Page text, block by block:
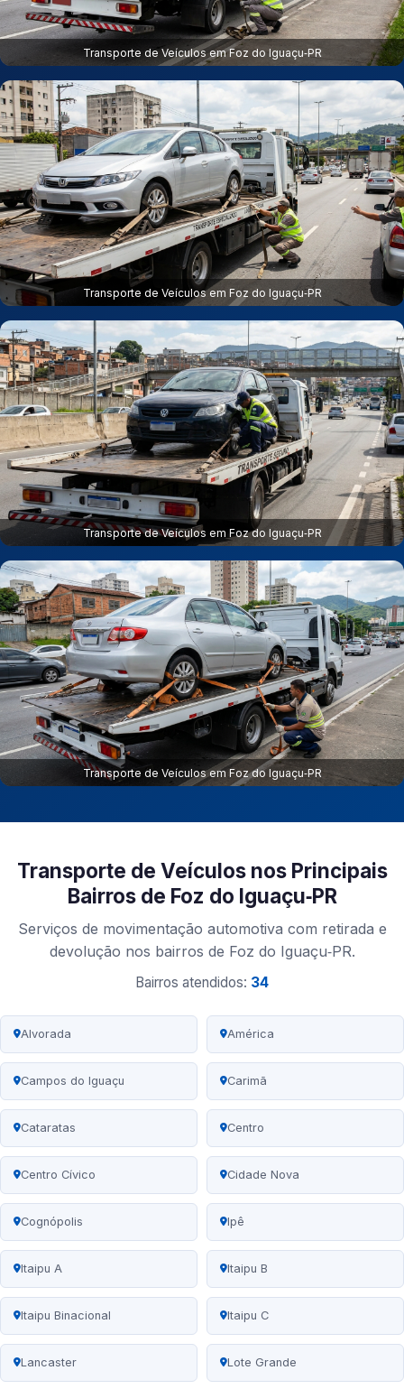
Transporte de Veículos em Foz do Iguaçu‑PR
Transporte de Veículos em Foz do Iguaçu‑PR
Transporte de Veículos em Foz do Iguaçu‑PR
Transporte de Veículos em Foz do Iguaçu‑PR
Transporte de Veículos nos Principais
Bairros de Foz do Iguaçu‑PR
Serviços de movimentação automotiva com retirada e
devolução nos bairros de Foz do Iguaçu‑PR.
Bairros atendidos: 34
Alvorada América
Campos do Iguaçu Carimã
Cataratas Centro
Centro Cívico Cidade Nova
Cognópolis Ipê
Itaipu A Itaipu B
Itaipu Binacional Itaipu C
Lancaster Lote Grande